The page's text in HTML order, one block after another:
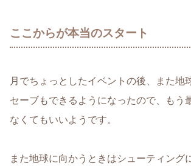
ここからが本当のスタート
月でちょっとしたイベントの後、また地
セーブもできるようになったので、もう
なくてもいいようです。
また地球に向かうときはシューティング